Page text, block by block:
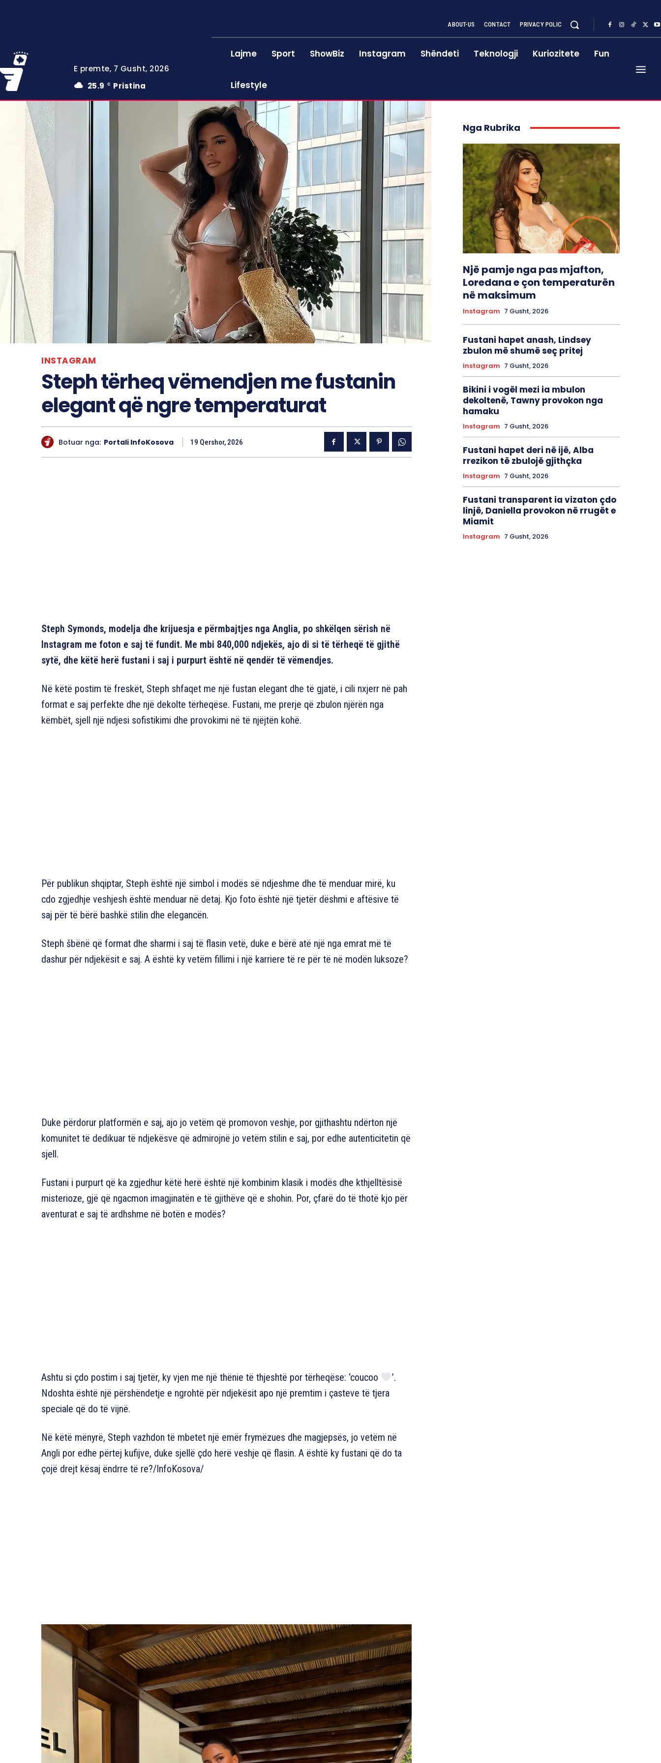
E premte, 7 Gusht, 2026
25.9
C Pristina
ABOUT-US CONTACT PRIVACY POLIC
Lajme Sport ShowBiz Instagram Shëndeti Teknologji Kuriozitete Fun
Lifestyle
INSTAGRAM
Steph tërheq vëmendjen me fustanin
elegant që ngre temperaturat
Botuar nga: Portali InfoKosova 19 Qershor, 2026
Steph Symonds, modelja dhe krijuesja e përmbajtjes nga Anglia, po shkëlqen sërish në
Instagram me foton e saj të fundit. Me mbi 840,000 ndjekës, ajo di si të tërheqë të gjithë
sytë, dhe këtë herë fustani i saj i purpurt është në qendër të vëmendjes.
Në këtë postim të freskët, Steph shfaqet me një fustan elegant dhe të gjatë, i cili nxjerr në pah
format e saj perfekte dhe një dekolte tërheqëse. Fustani, me prerje që zbulon njërën nga
këmbët, sjell një ndjesi sofistikimi dhe provokimi në të njëjtën kohë.
Për publikun shqiptar, Steph është një simbol i modës së ndjeshme dhe të menduar mirë, ku
cdo zgjedhje veshjesh është menduar në detaj. Kjo foto është një tjetër dëshmi e aftësive të
saj për të bërë bashkë stilin dhe elegancën.
Steph šbënë që format dhe sharmi i saj të flasin vetë, duke e bërë atë një nga emrat më të
dashur për ndjekësit e saj. A është ky vetëm fillimi i një karriere të re për të në modën luksoze?
Duke përdorur platformën e saj, ajo jo vetëm që promovon veshje, por gjithashtu ndërton një
komunitet të dedikuar të ndjekësve që admirojnë jo vetëm stilin e saj, por edhe autenticitetin që
sjell.
Fustani i purpurt që ka zgjedhur këtë herë është një kombinim klasik i modës dhe kthjelltësisë
misterioze, gjë që ngacmon imagjinatën e të gjithëve që e shohin. Por, çfarë do të thotë kjo për
aventurat e saj të ardhshme në botën e modës?
Ashtu si çdo postim i saj tjetër, ky vjen me një thënie të thjeshtë por tërheqëse: ‘coucoo
’.
Ndoshta është një përshëndetje e ngrohtë për ndjekësit apo një premtim i çasteve të tjera
speciale që do të vijnë.
Në këtë mënyrë, Steph vazhdon të mbetet një emër frymëzues dhe magjepsës, jo vetëm në
Angli por edhe përtej kufijve, duke sjellë çdo herë veshje që flasin. A është ky fustani që do ta
çojë drejt kësaj ëndrre të re?/InfoKosova/
Nga Rubrika
Një pamje nga pas mjafton,
Loredana e çon temperaturën
në maksimum
Instagram 7 Gusht, 2026
Fustani hapet anash, Lindsey
zbulon më shumë seç pritej
Instagram 7 Gusht, 2026
Bikini i vogël mezi ia mbulon
dekoltenë, Tawny provokon nga
hamaku
Instagram 7 Gusht, 2026
Fustani hapet deri në ijë, Alba
rrezikon të zbulojë gjithçka
Instagram 7 Gusht, 2026
Fustani transparent ia vizaton çdo
linjë, Daniella provokon në rrugët e
Miamit
Instagram 7 Gusht, 2026